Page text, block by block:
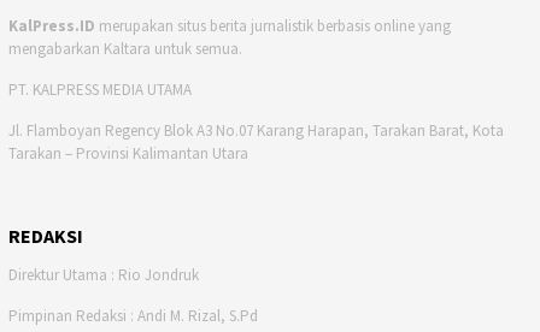
KalPress.ID merupakan situs berita jurnalistik berbasis online yang
mengabarkan Kaltara untuk semua.
PT. KALPRESS MEDIA UTAMA
Jl. Flamboyan Regency Blok A3 No.07 Karang Harapan, Tarakan Barat, Kota
Tarakan – Provinsi Kalimantan Utara
REDAKSI
Direktur Utama : Rio Jondruk
Pimpinan Redaksi : Andi M. Rizal, S.Pd